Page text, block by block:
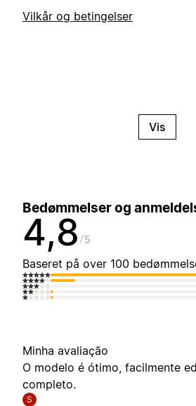
Vilkår og betingelser
Vis
Bedømmelser og
4,8 5
Baseret på over 100
Minha avaliação
O modelo é ótimo, facilmente
completo.
S